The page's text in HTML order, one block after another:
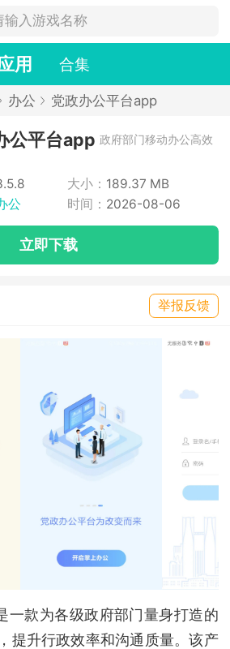
用 合集
办公 党政办公平台app
公平台app 政府部门移动办公高效
大小： 189.37 MB
公 时间： 2026-08-06
立即下载
举报反馈
一款为各级政府部门量身打造的
提升行政效率和沟通质量。该产